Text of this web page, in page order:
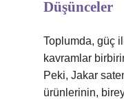
Düşünceler
Toplumda, güç
kavramlar
Peki, Jakar
ürünlerinin,